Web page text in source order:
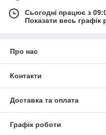
Сьогодні працює з
Показати весь графік
Про нас
Контакти
Доставка та оплата
Графік роботи